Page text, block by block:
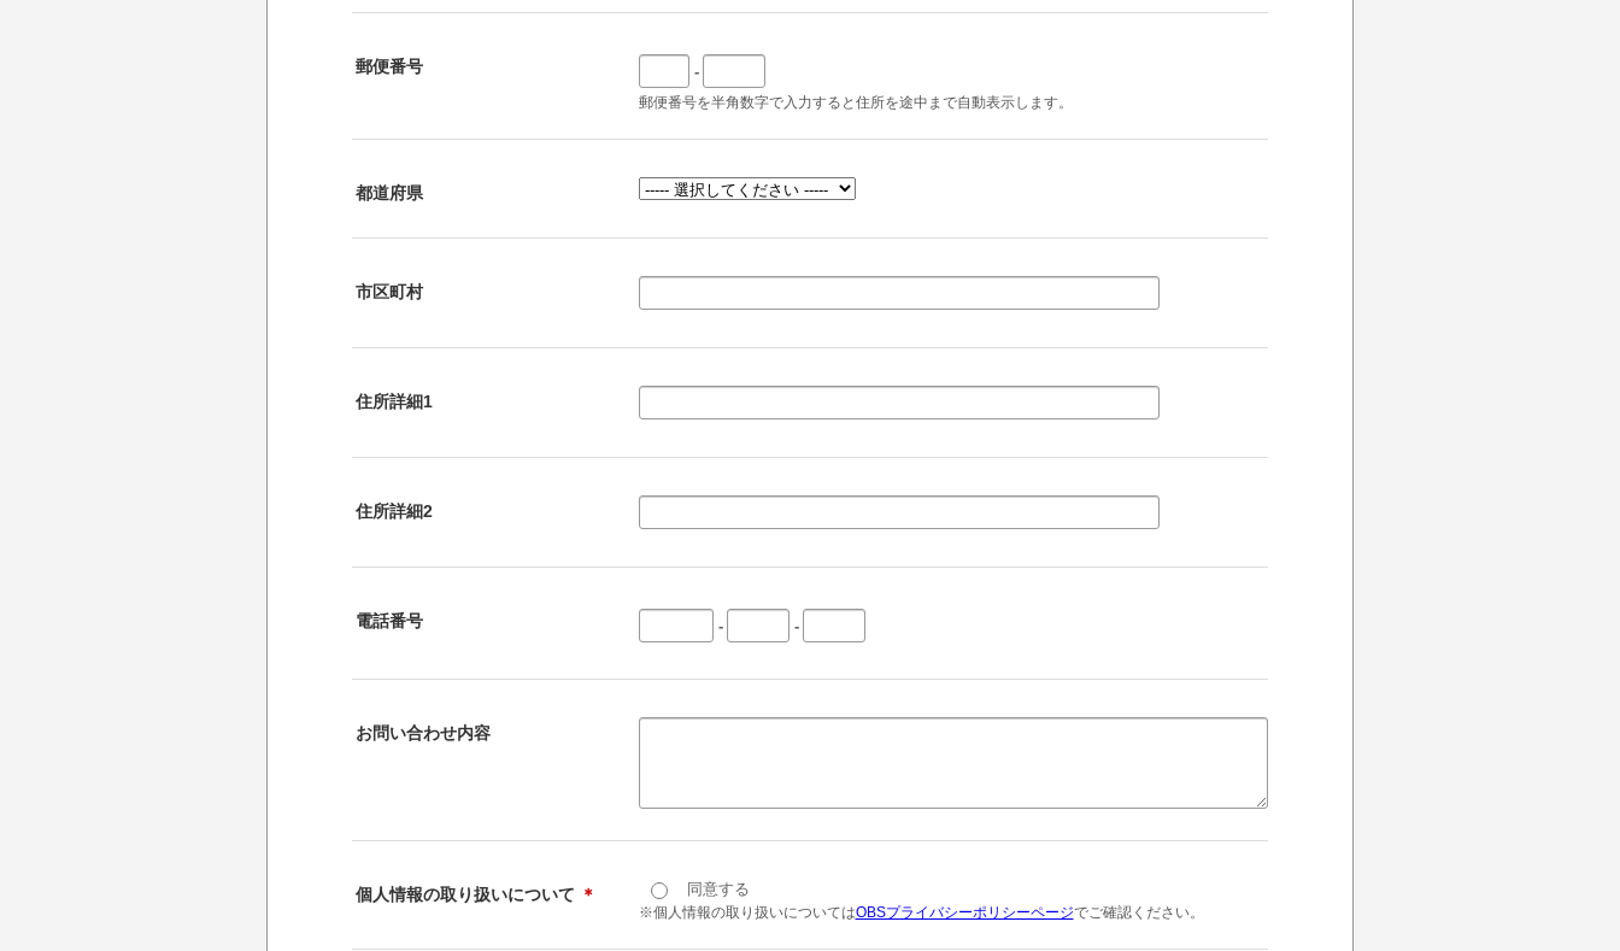
郵便番号 -
郵便番号を半角数字で入力すると住所を途中まで自動表示します。
都道府県
市区町村
住所詳細1
住所詳細2
電話番号 - -
お問い合わせ内容
個人情報の取り扱いについて ＊ 同意する
※個人情報の取り扱いについてはOBSプライバシーポリシーページでご確認ください。